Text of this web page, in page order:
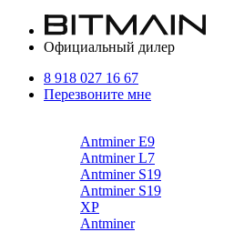
Официальный дилер
8 918 027 16 67
Перезвоните мне
Antminer E9
Antminer L7
Antminer S19
Antminer S19
XP
Antminer